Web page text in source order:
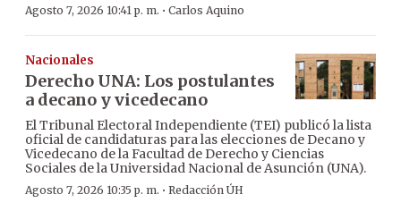
Agosto 7, 2026 10:41 p. m. · Carlos Aquino
Nacionales
Derecho UNA: Los postulantes
a decano y vicedecano
El Tribunal Electoral Independiente (TEI) publicó la lista
oficial de candidaturas para las elecciones de Decano y
Vicedecano de la Facultad de Derecho y Ciencias
Sociales de la Universidad Nacional de Asunción (UNA).
Agosto 7, 2026 10:35 p. m. · Redacción ÚH